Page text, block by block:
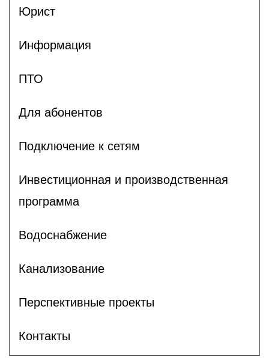
Юрист
Информация
ПТО
Для абонентов
Подключение к сетям
Инвестиционная и производственная
программа
Водоснабжение
Канализование
Перспективные проекты
Контакты